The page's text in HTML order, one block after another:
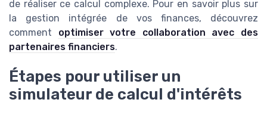
de réaliser ce calcul complexe. Pour en savoir plus sur
la gestion intégrée de vos finances, découvrez
comment optimiser votre collaboration avec des
partenaires financiers.
Étapes pour utiliser un
simulateur de calcul d'intérêts